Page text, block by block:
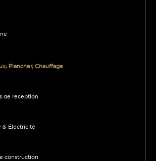
Plancher, Chauffage
de reception
& Électricité
construction